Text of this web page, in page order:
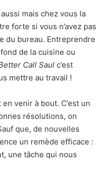
mais chez vous la
forte si vous n’avez pas
du bureau. Entreprendre
de la cuisine ou
Call Saul c’est
mettre au travail !
venir à bout. C’est un
résolutions, on
que, de nouvelles
un remède efficace :
une tâche qui nous